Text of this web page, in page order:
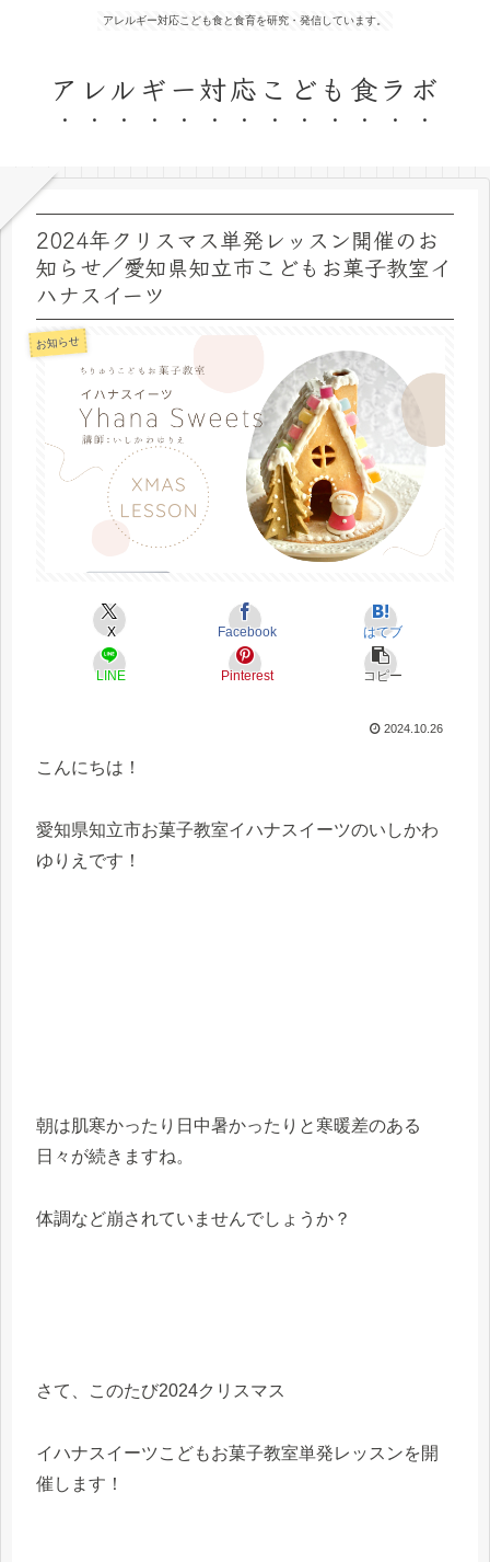
アレルギー対応こども食と食育を研究・発信しています。
アレルギー対応こども食ラボ
2024年クリスマス単発レッスン開催のお
知らせ／愛知県知立市こどもお菓子教室イ
ハナスイーツ
お知らせ
X Facebook はてブ
LINE Pinterest コピー
2024.10.26
こんにちは！
愛知県知立市お菓子教室イハナスイーツのいしかわ
ゆりえです！
朝は肌寒かったり日中暑かったりと寒暖差のある
日々が続きますね。
体調など崩されていませんでしょうか？
さて、このたび2024クリスマス
イハナスイーツこどもお菓子教室単発レッスンを開
催します！